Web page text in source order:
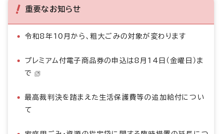
重要なお知らせ
令和8年10月から、粗大ごみの対象が変わります
プレミアム付電子商品券の申込は8月14日（金曜日）ま
で
最高裁判決を踏まえた生活保護費等の追加給付につい
て